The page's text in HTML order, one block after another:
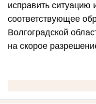
исправить ситуацию
соответствующее
Волгоградской
на скорое